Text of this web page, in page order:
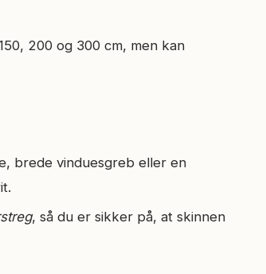
200 og 300 cm, men kan
brede vinduesgreb eller en
, så du er sikker på, at skinnen